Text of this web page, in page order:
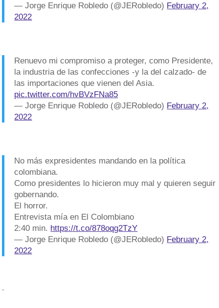
— Jorge Enrique Robledo (@JERobledo) February 2,
2022
Renuevo mi compromiso a proteger, como Presidente,
la industria de las confecciones -y la del calzado- de
las importaciones que vienen del Asia.
pic.twitter.com/hvBVzFNa85
— Jorge Enrique Robledo (@JERobledo) February 2,
2022
No más expresidentes mandando en la política
colombiana.
Como presidentes lo hicieron muy mal y quieren seguir
gobernando.
El horror.
Entrevista mía en El Colombiano
2:40 min. https://t.co/878oqg2TzY
— Jorge Enrique Robledo (@JERobledo) February 2,
2022
.